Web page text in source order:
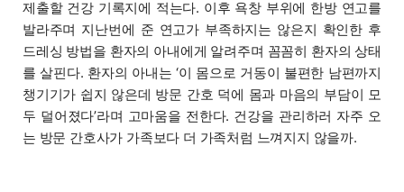
제출할 건강 기록지에 적는다. 이후 욕창 부위에 한방 연고를
발라주며 지난번에 준 연고가 부족하지는 않은지 확인한 후
드레싱 방법을 환자의 아내에게 알려주며 꼼꼼히 환자의 상태
를 살핀다. 환자의 아내는 ‘이 몸으로 거동이 불편한 남편까지
챙기기가 쉽지 않은데 방문 간호 덕에 몸과 마음의 부담이 모
두 덜어졌다’라며 고마움을 전한다. 건강을 관리하러 자주 오
는 방문 간호사가 가족보다 더 가족처럼 느껴지지 않을까.